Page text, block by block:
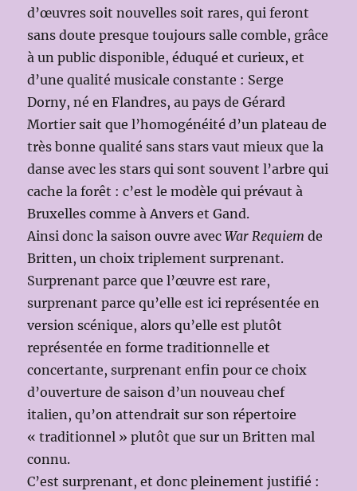
d’œuvres soit nouvelles soit rares, qui feront
sans doute presque toujours salle comble, grâce
à un public disponible, éduqué et curieux, et
d’une qualité musicale constante : Serge
Dorny, né en Flandres, au pays de Gérard
Mortier sait que l’homogénéité d’un plateau de
très bonne qualité sans stars vaut mieux que la
danse avec les stars qui sont souvent l’arbre qui
cache la forêt : c’est le modèle qui prévaut à
Bruxelles comme à Anvers et Gand.
Ainsi donc la saison ouvre avecWar Requiem de
Britten, un choix triplement surprenant.
Surprenant parce que l’œuvre est rare,
surprenant parce qu’elle est ici représentée en
version scénique, alors qu’elle est plutôt
représentée en forme traditionnelle et
concertante, surprenant enfin pour ce choix
d’ouverture de saison d’un nouveau chef
italien, qu’on attendrait sur son répertoire
« traditionnel » plutôt que sur un Britten mal
connu.
C’est surprenant, et donc pleinement justifié :